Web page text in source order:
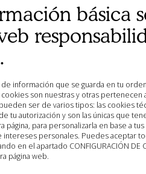
básica
son nuestras y otras
ser de varios tipos: las cookies
tu autorización y son las únicas que
para personalizarla en base a
personales. Puedes aceptar
en el apartado CONFIGURACIÓN DE
página web.